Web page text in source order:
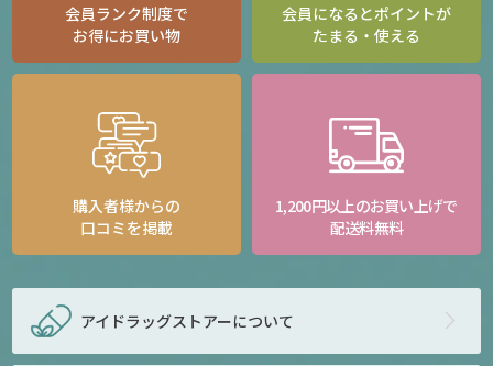
会員ランク制度で
お得にお買い物
会員になるとポイントが
たまる・使える
購入者様からの
口コミを掲載
1,200円以上のお買い上げで
配送料無料
アイドラッグストアーについて